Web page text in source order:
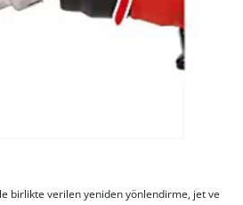
birlikte verilen yeniden yönlendirme, jet ve